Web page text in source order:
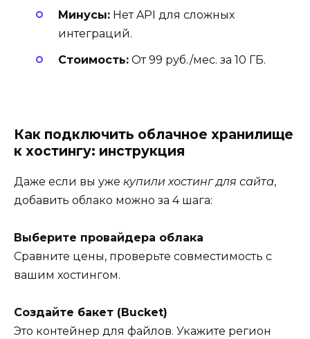
Минусы: Нет API для сложных
интеграций.
Стоимость: От 99 руб./мес. за 10 ГБ.
Как подключить облачное хранилище
к хостингу: инструкция
Даже если вы уже купили хостинг для сайта,
добавить облако можно за 4 шага:
Выберите провайдера облака
Сравните цены, проверьте совместимость с
вашим хостингом.
Создайте бакет (Bucket)
Это контейнер для файлов. Укажите регион